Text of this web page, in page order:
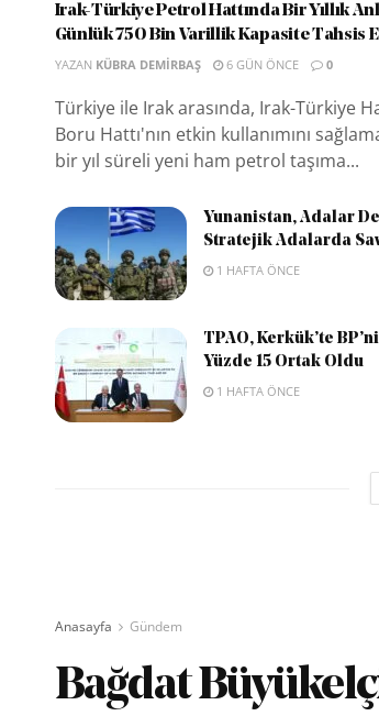
Irak-Türkiye Petrol Hattında Bir Yıllık
Günlük 750 Bin Varillik Kapasite Tahsis
YAZAN KÜBRA DEMIRBAŞ 6 GÜN ÖNCE 0
Türkiye ile Irak arasında, Irak-Türkiye
Boru Hattı'nın etkin kullanımını
bir yıl süreli yeni ham petrol taşıma...
Yunanistan, Adalar
Stratejik Adalarda
1 HAFTA ÖNCE
TPAO, Kerkük’te
Yüzde 15 Ortak Oldu
1 HAFTA ÖNCE
Anasayfa Gündem
Bağdat